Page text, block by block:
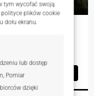
tym wycofać swoją
polityce plików cookie
dołu ekranu.
lub dostęp
Pomiar
dzięki